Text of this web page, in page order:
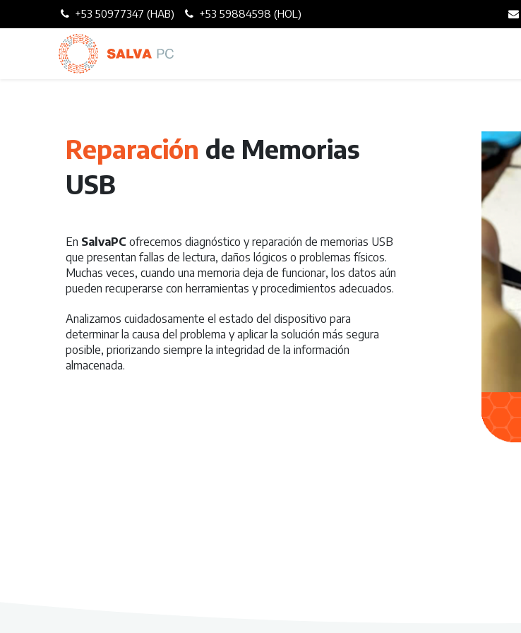
+53 50977347 (HAB) +53 59884598 (HOL)
Reparación de Memorias
USB​
En SalvaPC ofrecemos diagnóstico y reparación de memorias USB
que presentan fallas de lectura, daños lógicos o problemas físicos.
Muchas veces, cuando una memoria deja de funcionar, los datos aún
pueden recuperarse con herramientas y procedimientos adecuados.
Analizamos cuidadosamente el estado del dispositivo para
determinar la causa del problema y aplicar la solución más segura
posible, priorizando siempre la integridad de la información
almacenada.